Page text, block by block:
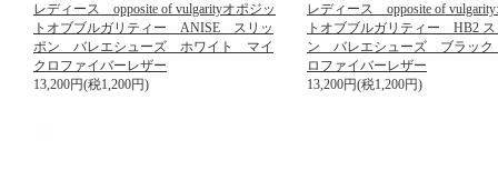
レディース opposite of vulgarityオポジッ
トオブブルガリティー ANISE スリッ
ポン バレエシューズ ホワイト マイ
クロファイバーレザー
13,200円(税1,200円)
レディース opposite of
トオブブルガリティー HB2 ス
ン バレエシューズ ブラッ
ロファイバーレザー
13,200円(税1,200円)